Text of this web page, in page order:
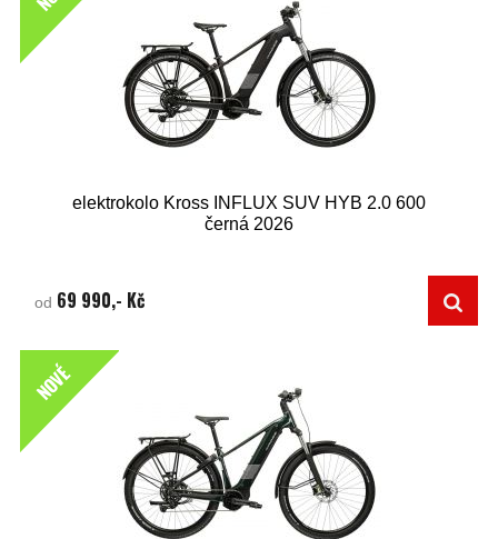
elektrokolo Kross INFLUX SUV HYB 2.0 600
černá 2026
od 69 990,- Kč
NOVÉ